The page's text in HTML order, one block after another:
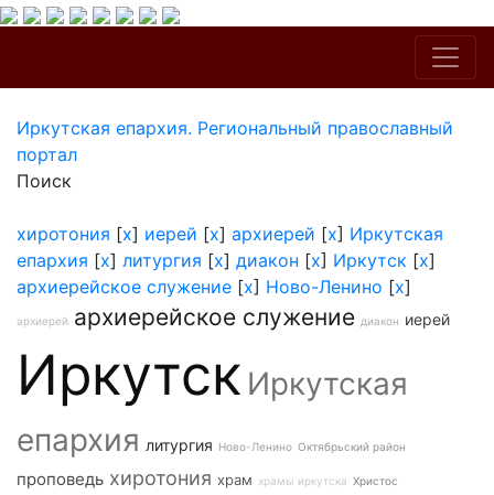
Иркутская епархия. Региональный православный
портал
Поиск
хиротония [x] иерей [x] архиерей [x] Иркутская
епархия [x] литургия [x] диакон [x] Иркутск [x]
архиерейское служение [x] Ново-Ленино [x]
архиерей архиерейское служение диакон иерей
Иркутск Иркутская
епархия литургия Ново-Ленино Октябрьский район
проповедь хиротония храм храмы иркутска Христос